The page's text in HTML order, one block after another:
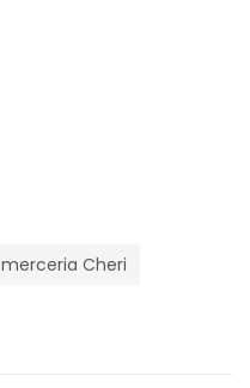
merceria Cheri